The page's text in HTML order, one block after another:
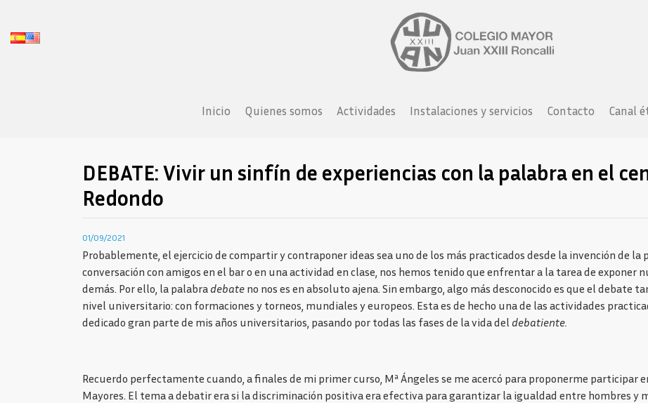
Inicio Quienes somos Actividades Instalaciones y servicios Contacto Canal
DEBATE: Vivir un sinfín de experiencias con la palabra en el
Redondo
01/09/2021
Probablemente, el ejercicio de compartir y contraponer ideas sea uno de los más practicados desde la invención de la
conversación con amigos en el bar o en una actividad en clase, nos hemos tenido que enfrentar a la tarea de exponer
demás. Por ello, la palabra debate no nos es en absoluto ajena. Sin embargo, algo más desconocido es que el debate
nivel universitario: con formaciones y torneos, mundiales y europeos. Esta es de hecho una de las actividades
dedicado gran parte de mis años universitarios, pasando por todas las fases de la vida del debatiente.
Recuerdo perfectamente cuando, a finales de mi primer curso, Mª Ángeles se me acercó para proponerme participar
Mayores. El tema a debatir era si la discriminación positiva era efectiva para garantizar la igualdad entre hombres y